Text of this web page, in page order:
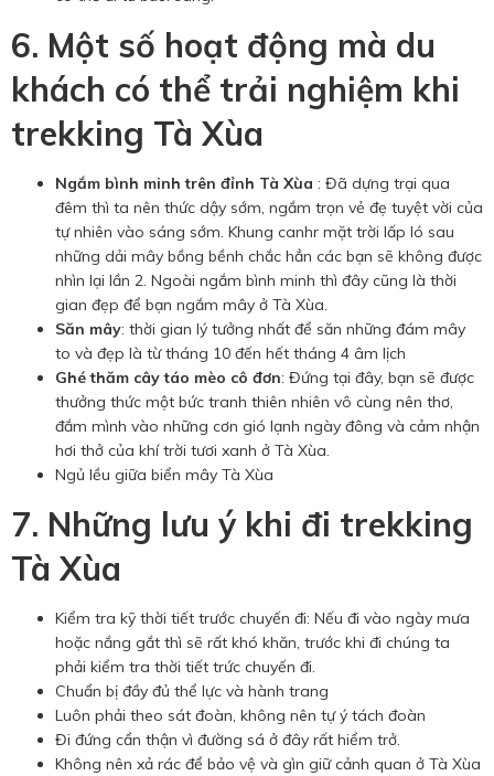
6. Một số hoạt động mà du
khách có thể trải nghiệm khi
trekking Tà Xùa
Ngắm bình minh trên đỉnh Tà Xùa : Đã dựng trại qua
đêm thì ta nên thức dậy sớm, ngắm trọn vẻ đẹ tuyệt vời của
tự nhiên vào sáng sớm. Khung canhr mặt trời lấp ló sau
những dải mây bồng bềnh chắc hẳn các bạn sẽ không được
nhìn lại lần 2. Ngoài ngắm bình minh thì đây cũng là thời
gian đẹp để bạn ngắm mây ở Tà Xùa.
Săn mây: thời gian lý tưởng nhất để săn những đám mây
to và đẹp là từ tháng 10 đến hết tháng 4 âm lịch
Ghé thăm cây táo mèo cô đơn: Đứng tại đây, bạn sẽ được
thưởng thức một bức tranh thiên nhiên vô cùng nên thơ,
đắm mình vào những cơn gió lạnh ngày đông và cảm nhận
hơi thở của khí trời tươi xanh ở Tà Xùa.
Ngủ lều giữa biển mây Tà Xùa
7. Những lưu ý khi đi trekking
Tà Xùa
Kiểm tra kỹ thời tiết trước chuyến đi: Nếu đi vào ngày mưa
hoặc nắng gắt thì sẽ rất khó khăn, trước khi đi chúng ta
phải kiểm tra thời tiết trức chuyến đi.
Chuẩn bị đầy đủ thể lực và hành trang
Luôn phải theo sát đoàn, không nên tự ý tách đoàn
Đi đứng cẩn thận vì đường sá ở đây rất hiểm trở.
Không nên xả rác để bảo vệ và gìn giữ cảnh quan ở Tà Xùa